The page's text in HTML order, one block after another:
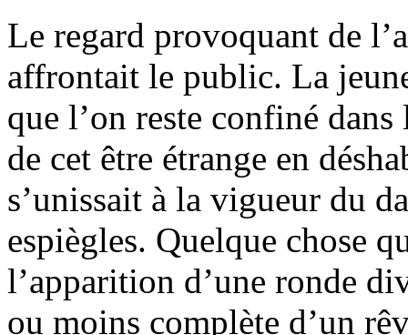
Le regard provoquant de
affrontait le public. La
que l’on reste confiné
de cet être étrange en
s’unissait à la vigueur du
espiègles. Quelque chose
l’apparition d’une ronde
ou moins complète d’un